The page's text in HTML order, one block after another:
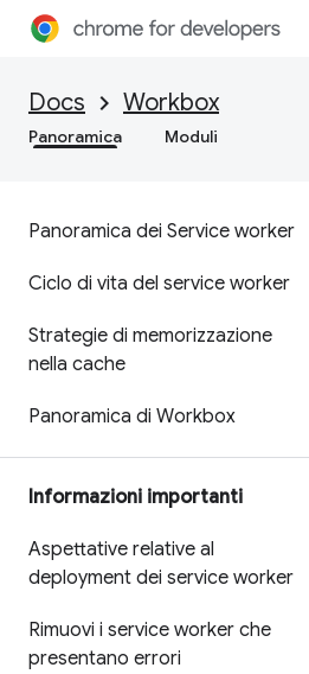
Docs Workbox
Panoramica Moduli
Panoramica dei Service worker
Ciclo di vita del service worker
Strategie di memorizzazione
nella cache
Panoramica di Workbox
Informazioni importanti
Aspettative relative al
deployment dei service worker
Rimuovi i service worker che
presentano errori